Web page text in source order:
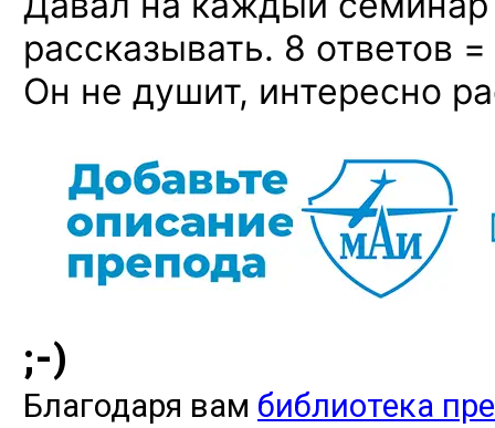
рассказывать. 8 ответов
Он не душит, интересно